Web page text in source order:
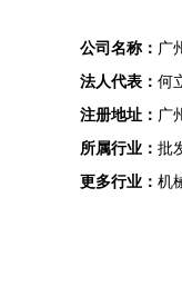
公司名称： 广
法人代表： 何
注册地址： 广
所属行业： 批
更多行业： 机